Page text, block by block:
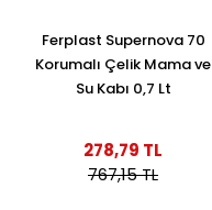
Ferplast Supernova 70
Korumalı Çelik Mama ve
Su Kabı 0,7 Lt
278,79 TL
767,15 TL